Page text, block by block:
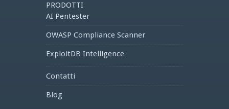
PRODOTTI
AI Pentester
OWASP Compliance Scanner
ExploitDB Intelligence
Contatti
Blog